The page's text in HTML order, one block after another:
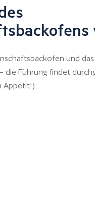
und das
die Führung findet
Appetit!)